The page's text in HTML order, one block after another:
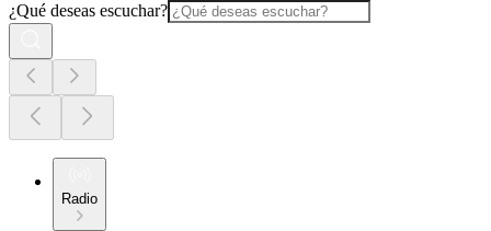
¿Qué deseas escuchar?
Radio